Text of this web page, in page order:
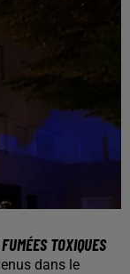
TOXIQUES
dans le